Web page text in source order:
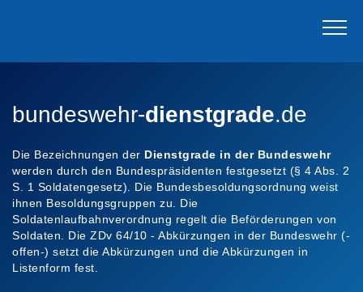
bundeswehr-dienstgrade.de
Die Bezeichnungen der Dienstgrade in der Bundeswehr
werden durch den Bundespräsidenten festgesetzt (§ 4 Abs. 2
S. 1 Soldatengesetz). Die Bundesbesoldungsordnung weist
ihnen Besoldungsgruppen zu. Die
Soldatenlaufbahnverordnung regelt die Beförderungen von
Soldaten. Die ZDv 64/10 - Abkürzungen in der Bundeswehr (-
offen-) setzt die Abkürzungen und die Abkürzungen in
Listenform fest.